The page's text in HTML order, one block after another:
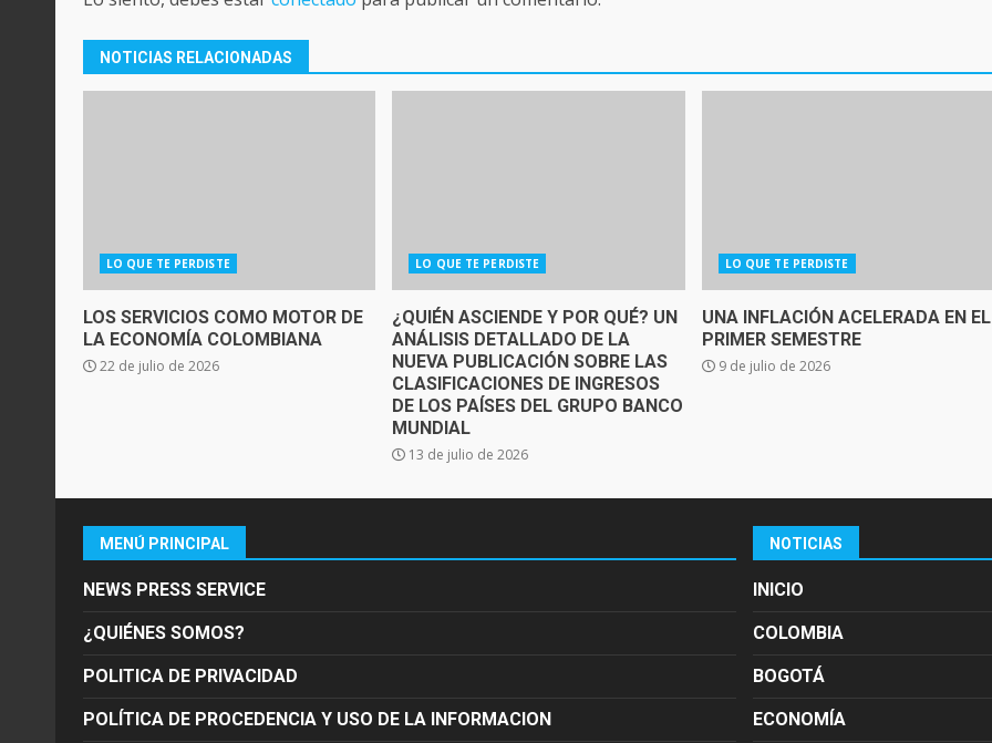
NOTICIAS RELACIONADAS
LO QUE TE PERDISTE
LOS SERVICIOS COMO MOTOR DE
LA ECONOMÍA COLOMBIANA
22 de julio de 2026
LO QUE TE PERDISTE
¿QUIÉN ASCIENDE Y POR QUÉ? UN
ANÁLISIS DETALLADO DE LA
NUEVA PUBLICACIÓN SOBRE LAS
CLASIFICACIONES DE INGRESOS
DE LOS PAÍSES DEL GRUPO BANCO
MUNDIAL
13 de julio de 2026
LO QUE TE PERDISTE
UNA INFLACIÓN ACELERADA EN EL
PRIMER SEMESTRE
9 de julio de 2026
MENÚ PRINCIPAL
NEWS PRESS SERVICE
¿QUIÉNES SOMOS?
POLITICA DE PRIVACIDAD
POLÍTICA DE PROCEDENCIA Y USO DE LA INFORMACION
NOTICIAS
INICIO
COLOMBIA
BOGOTÁ
ECONOMÍA